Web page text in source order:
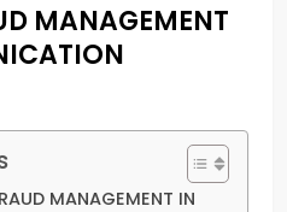
MANAGEMENT
MANAGEMENT IN